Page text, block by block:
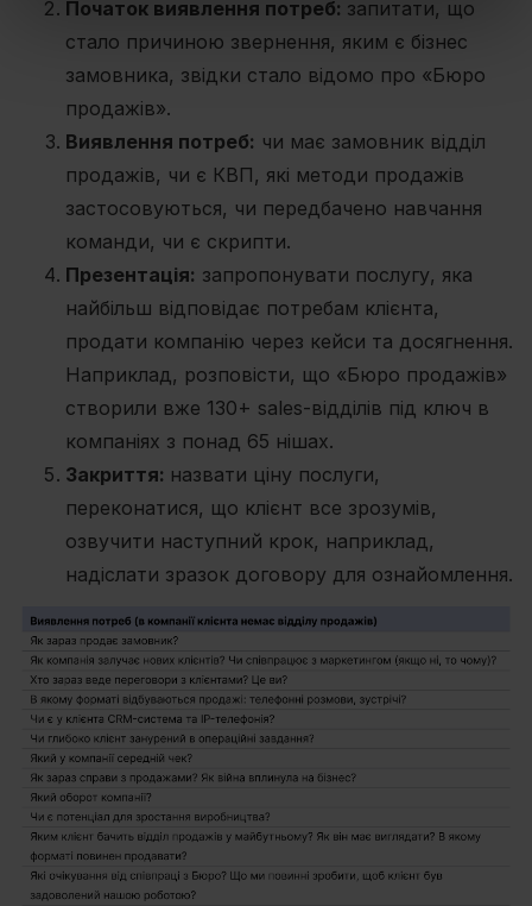
of their services.
Початок виявлення потреб: запитати, що
стало причиною звернення, яким є бізнес
замовника, звідки стало відомо про «Бюро
продажів».
Виявлення потреб: чи має замовник відділ
продажів, чи є КВП, які методи продажів
застосовуються, чи передбачено навчання
команди, чи є скрипти.
Презентація: запропонувати послугу, яка
найбільш відповідає потребам клієнта,
продати компанію через кейси та досягнення.
Наприклад, розповісти, що «Бюро продажів»
створили вже 130+ sales-відділів під ключ в
компаніях з понад 65 нішах.
Закриття: назвати ціну послуги,
переконатися, що клієнт все зрозумів,
озвучити наступний крок, наприклад,
надіслати зразок договору для ознайомлення.